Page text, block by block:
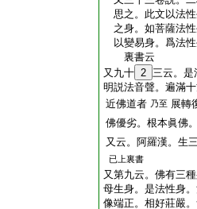
思之。此文以法
之身。如菩薩法
以變易身。爲法
裏書云
又九十 2 三云。是
明説法音聲。遍滿
近佛道者 乃至 展轉
佛優劣。根本眞佛
又云。阿羅漢。生
已上裏書
又第九云。佛有三
母生身。是法性身
像端正。相好莊嚴